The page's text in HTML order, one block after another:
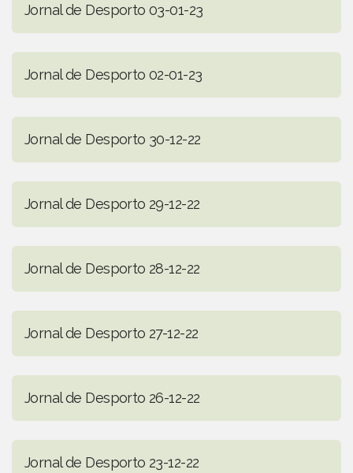
Jornal de Desporto 03-01-23
Jornal de Desporto 02-01-23
Jornal de Desporto 30-12-22
Jornal de Desporto 29-12-22
Jornal de Desporto 28-12-22
Jornal de Desporto 27-12-22
Jornal de Desporto 26-12-22
Jornal de Desporto 23-12-22